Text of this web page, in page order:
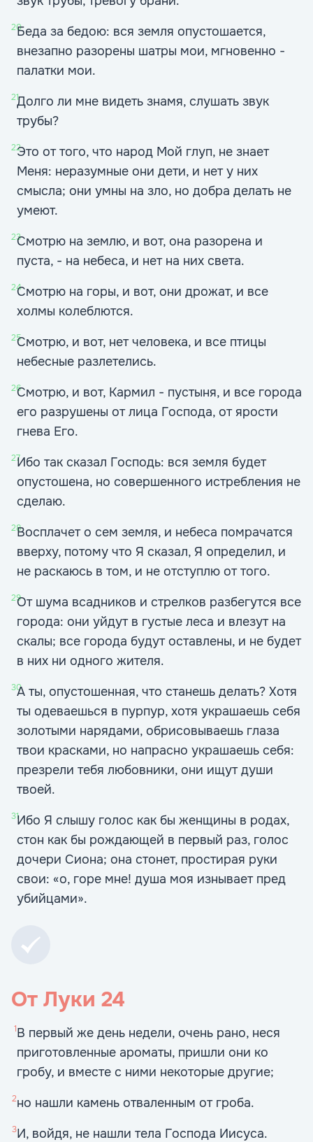
20Беда за бедою: вся земля опустошается,
внезапно разорены шатры мои, мгновенно -
палатки мои.
21Долго ли мне видеть знамя, слушать звук
трубы?
22Это от того, что народ Мой глуп, не знает
Меня: неразумные они дети, и нет у них
смысла; они умны на зло, но добра делать не
умеют.
23Смотрю на землю, и вот, она разорена и
пуста, - на небеса, и нет на них света.
24Смотрю на горы, и вот, они дрожат, и все
холмы колеблются.
25Смотрю, и вот, нет человека, и все птицы
небесные разлетелись.
26Смотрю, и вот, Кармил - пустыня, и все города
его разрушены от лица Господа, от ярости
гнева Его.
27Ибо так сказал Господь: вся земля будет
опустошена, но совершенного истребления не
сделаю.
28Восплачет о сем земля, и небеса помрачатся
вверху, потому что Я сказал, Я определил, и
не раскаюсь в том, и не отступлю от того.
29От шума всадников и стрелков разбегутся все
города: они уйдут в густые леса и влезут на
скалы; все города будут оставлены, и не будет
в них ни одного жителя.
30А ты, опустошенная, что станешь делать? Хотя
ты одеваешься в пурпур, хотя украшаешь себя
золотыми нарядами, обрисовываешь глаза
твои красками, но напрасно украшаешь себя:
презрели тебя любовники, они ищут души
твоей.
31Ибо Я слышу голос как бы женщины в родах,
стон как бы рождающей в первый раз, голос
дочери Сиона; она стонет, простирая руки
свои: «о, горе мне! душа моя изнывает пред
убийцами».
От Луки 24
1В первый же день недели, очень рано, неся
приготовленные ароматы, пришли они ко
гробу, и вместе с ними некоторые другие;
2но нашли камень отваленным от гроба.
3И, войдя, не нашли тела Господа Иисуса.